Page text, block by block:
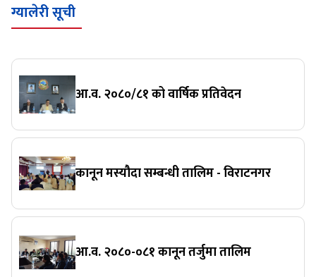
ग्यालेरी सूची
आ.व. २०८०/८१ को वार्षिक प्रतिवेदन
कानून मस्यौदा सम्बन्धी तालिम - विराटनगर
आ.व. २०८०-०८१ कानून तर्जुमा तालिम